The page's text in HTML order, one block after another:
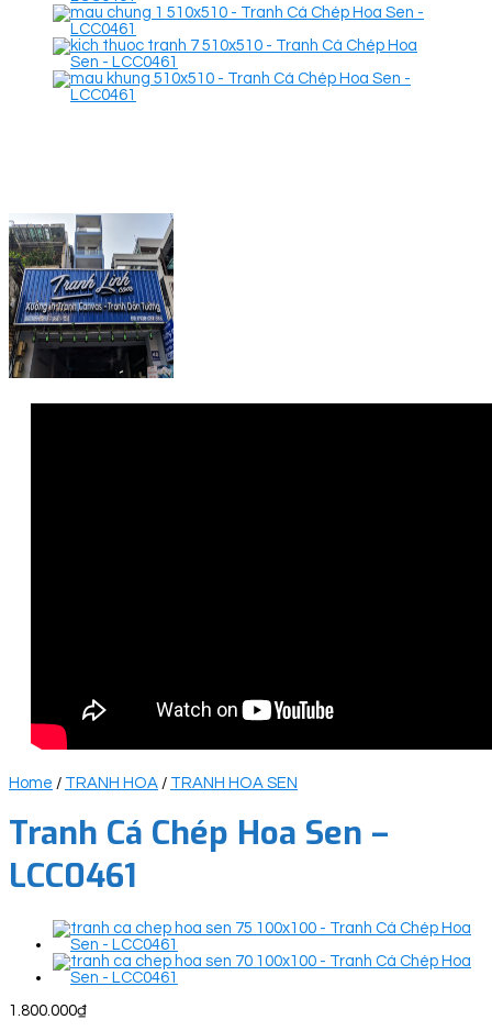
Home / TRANH HOA / TRANH HOA SEN
Tranh Cá Chép Hoa Sen –
LCC0461
1.800.000₫